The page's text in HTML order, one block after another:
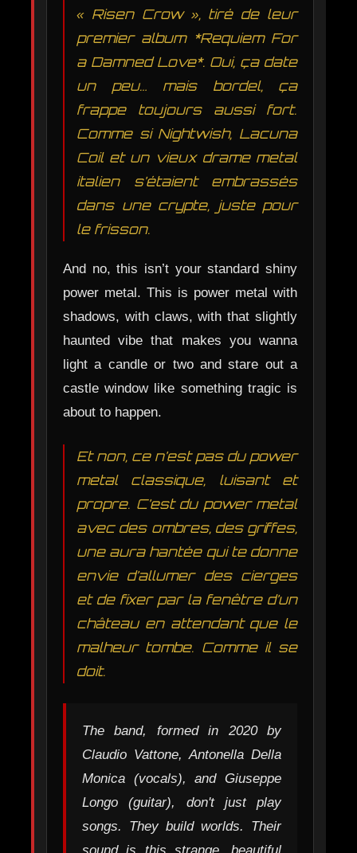
« Risen Crow », tiré de leur
premier album *Requiem For
a Damned Love*. Oui, ça date
un peu… mais bordel, ça
frappe toujours aussi fort.
Comme si Nightwish, Lacuna
Coil et un vieux drame metal
italien s’étaient embrassés
dans une crypte, juste pour
le frisson.
And no, this isn’t your standard shiny
power metal. This is power metal with
shadows, with claws, with that slightly
haunted vibe that makes you wanna
light a candle or two and stare out a
castle window like something tragic is
about to happen.
Et non, ce n’est pas du power
metal classique, luisant et
propre. C’est du power metal
avec des ombres, des griffes,
une aura hantée qui te donne
envie d’allumer des cierges
et de fixer par la fenêtre d’un
château en attendant que le
malheur tombe. Comme il se
doit.
The band, formed in 2020 by
Claudio Vattone, Antonella Della
Monica (vocals), and Giuseppe
Longo (guitar), don't just play
songs. They build worlds. Their